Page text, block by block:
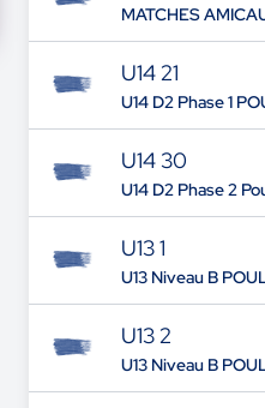
MATCHES
U14 21
U14 D2 Phase 1
U14 30
U14 D2 Phase 2
U13 1
U13 Niveau B
U13 2
U13 Niveau B